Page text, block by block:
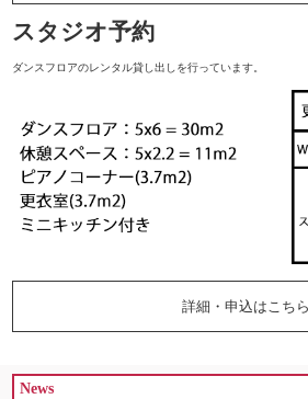
スタジオ予約
ダンスフロアのレンタル貸し出しを行っています。
詳細・申込はこちら
News